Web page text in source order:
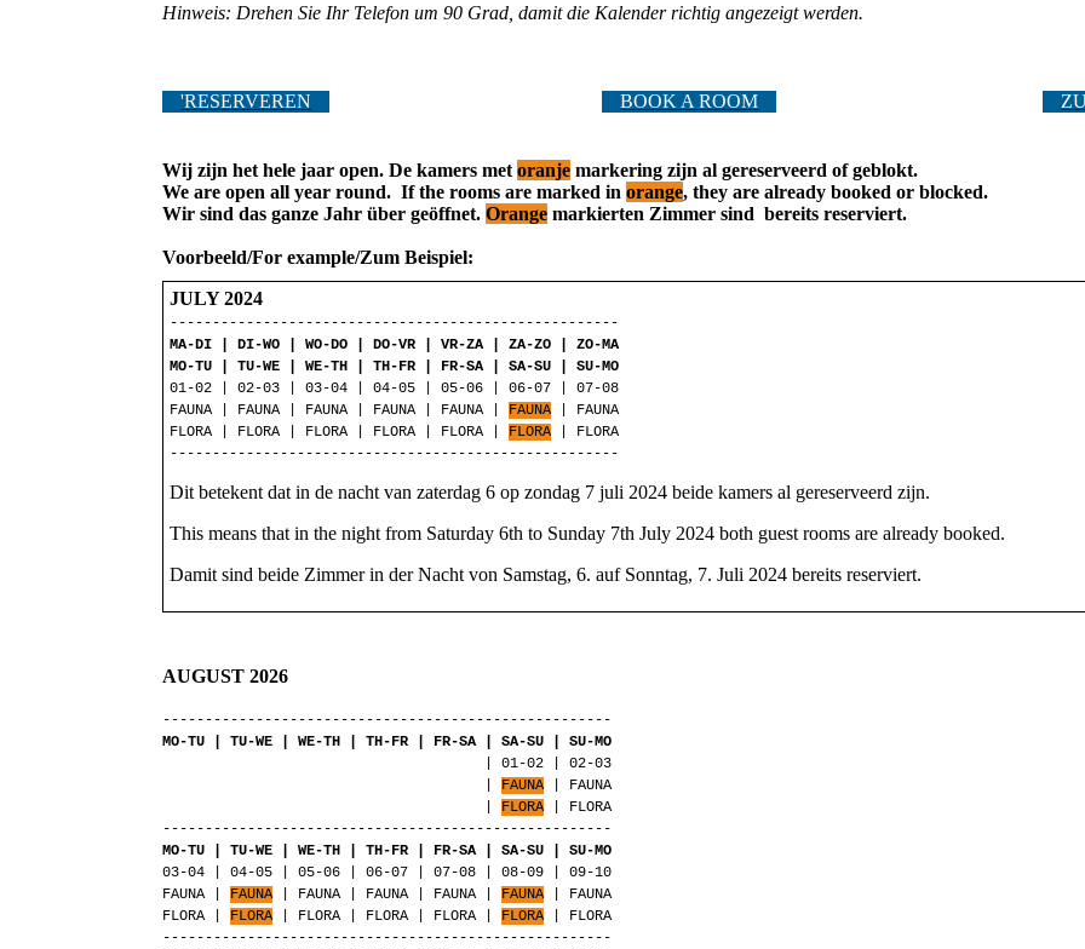
Hinweis: Drehen Sie Ihr Telefon um 90 Grad, damit die Kalender richtig angezeigt werden.
'RESERVEREN BOOK A ROOM
Wij zijn het hele jaar open. De kamers metoranje markering zijn al gereserveerd ofgeblokt.
We are open all year round. If the rooms are marked inorange, they are already booked or blocked.
Wir sind das ganze Jahr über geöffnet.Orange markierten Zimmer sind bereits reserviert.
Voorbeeld/For example/Zum Beispiel:
JULY 2024
-----------------------------------------------------
MA-DI | DI-WO | WO-DO | DO-VR | VR-ZA | ZA-ZO | ZO-MA
MO-TU | TU-WE | WE-TH | TH-FR | FR-SA | SA-SU | SU-MO
01-02 | 02-03 | 03-04 | 04-05 | 05-06 | 06-07 | 07-08
FAUNA | FAUNA | FAUNA | FAUNA | FAUNA | FAUNA | FAUNA
FLORA | FLORA | FLORA | FLORA | FLORA | FLORA | FLORA
-----------------------------------------------------
Dit betekent dat in de nacht van zaterdag 6 op zondag 7 juli 2024 beide kamers al gereserveerd zijn.
This means that in the night from Saturday 6th to Sunday 7th July 2024 both guest rooms are already booked.
Damit sind beide Zimmer in der Nacht von Samstag, 6. auf Sonntag, 7. Juli 2024 bereits reserviert.
AUGUST 2026
-----------------------------------------------------
MO-TU | TU-WE | WE-TH | TH-FR | FR-SA | SA-SU | SU-MO
| 01-02 | 02-03
FAUNA | FAUNA
FLORA | FLORA
-----------------------------------------------------
MO-TU | TU-WE | WE-TH | TH-FR | FR-SA | SA-SU | SU-MO
03-04 | 04-05 | 05-06 | 06-07 | 07-08 | 08-09 | 09-10
FAUNA | FAUNA | FAUNA | FAUNA | FAUNA | FAUNA | FAUNA
FLORA | FLORA | FLORA | FLORA | FLORA | FLORA | FLORA
-----------------------------------------------------